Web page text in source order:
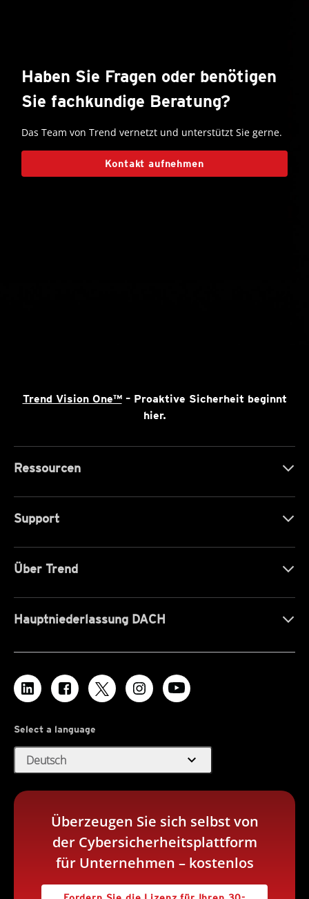
Haben Sie Fragen oder benötigen
Sie fachkundige Beratung?
Das Team von Trend vernetzt und unterstützt Sie gerne.
Kontakt aufnehmen
Trend Vision One™– Proaktive Sicherheit beginnt
hier.
Ressourcen
Support
Über Trend
Hauptniederlassung DACH
Select a language
Deutsch expand_more
Überzeugen Sie sich selbst von
der Cybersicherheitsplattform
für Unternehmen – kostenlos